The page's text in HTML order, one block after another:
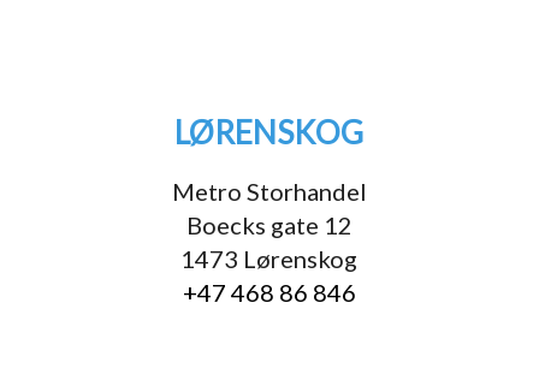
LØRENSKOG
Metro Storhandel
Boecks gate 12
1473 Lørenskog
+47 468 86 846